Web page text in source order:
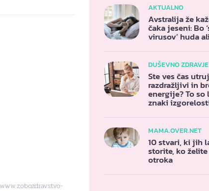
AKTUALNO
Avstralija že
čaka jeseni: Bo
virusov’ huda
DUŠEVNO
Ste ves čas
razdražljivi in
energije? To so
znaki
MAMA.OVER.NET
10 stvari, ki jih
storite, ko
otroka